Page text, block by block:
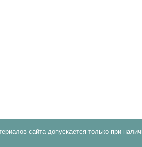
сайта допускается только при